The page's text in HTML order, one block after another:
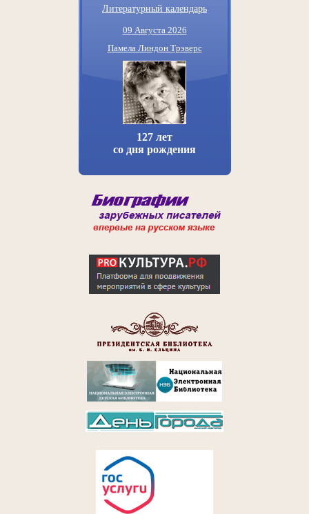
Литературный календарь
09 Августа 2026
Памела Линдон Трэверс
127 лет
со дня рождения